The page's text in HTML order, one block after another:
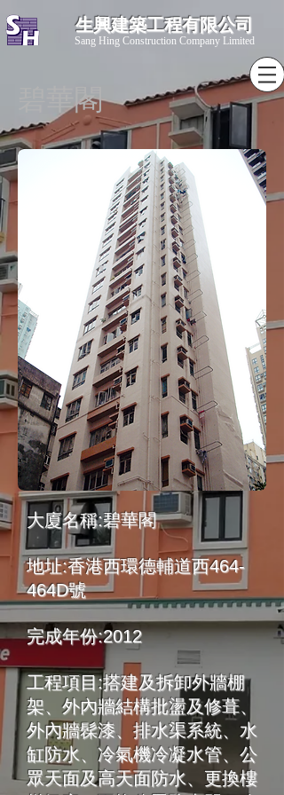
生興建築工程有限公司
​Sang Hing Construction Company Limited
碧華閣
大廈名稱:碧華閣
地址:香港西環德輔道西464-
464D號
完成年份:2012
​工程項目:搭建及拆卸外牆棚
架、外內牆結構批盪及修葺、
外內牆髹漆、排水渠系統、水
缸防水、冷氣機冷凝水管、公
眾天面及高天面防水、更換樓